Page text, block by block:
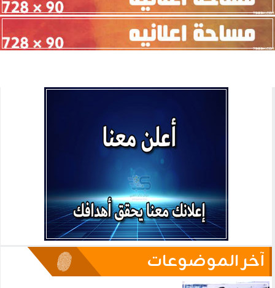
آخر الموضوعات